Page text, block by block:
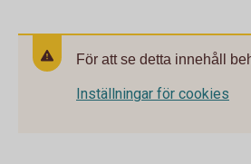
För att se detta innehåll
Inställningar för cookies